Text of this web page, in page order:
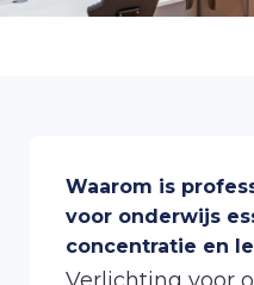
Waarom is
voor onderwijs
concentratie en